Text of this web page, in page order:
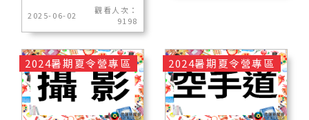
2025-06-02
觀看人次：
9198
2024暑期夏令營專區 2024暑期夏令營專區